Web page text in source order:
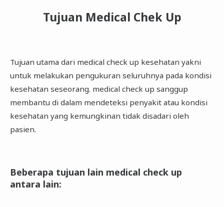
Tujuan Medical Chek Up
Tujuan utama dari medical check up kesehatan yakni
untuk melakukan pengukuran seluruhnya pada kondisi
kesehatan seseorang. medical check up sanggup
membantu di dalam mendeteksi penyakit atau kondisi
kesehatan yang kemungkinan tidak disadari oleh
pasien.
Beberapa tujuan lain medical check up
antara lain: